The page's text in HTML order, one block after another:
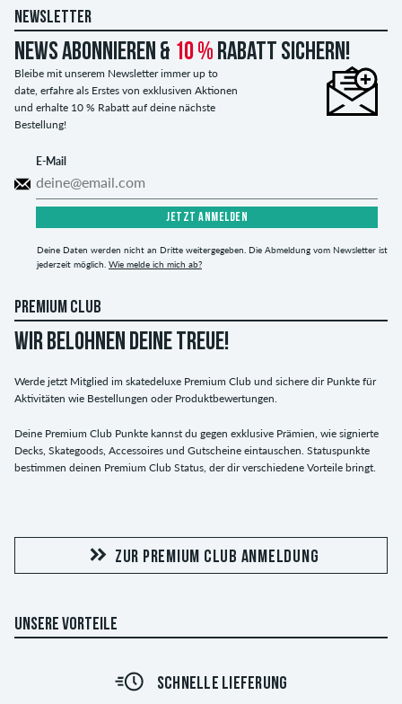
NEWSLETTER
News abonnieren & 10 % Rabatt sichern!
Bleibe mit unserem Newsletter immer up to
date, erfahre als Erstes von exklusiven Aktionen
und erhalte 10 % Rabatt auf deine nächste
Bestellung!
E-Mail
JETZT ANMELDEN
Deine Daten werden nicht an Dritte weitergegeben. Die Abmeldung vom Newsletter ist
jederzeit möglich. Wie melde ich mich ab?
PREMIUM CLUB
WIR BELOHNEN DEINE TREUE!
Werde jetzt Mitglied im skatedeluxe Premium Club und sichere dir Punkte für
Aktivitäten wie Bestellungen oder Produktbewertungen.
Deine Premium Club Punkte kannst du gegen exklusive Prämien, wie signierte
Decks, Skategoods, Accessoires und Gutscheine eintauschen. Statuspunkte
bestimmen deinen Premium Club Status, der dir verschiedene Vorteile bringt.
ZUR PREMIUM CLUB ANMELDUNG
UNSERE VORTEILE
SCHNELLE LIEFERUNG